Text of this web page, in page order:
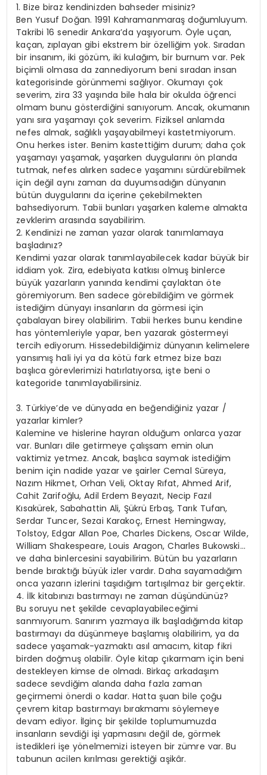
1. Bize biraz kendinizden bahseder misiniz?
Ben Yusuf Doğan. 1991 Kahramanmaraş doğumluyum.
Takribi 16 senedir Ankara’da yaşıyorum. Öyle uçan,
kaçan, zıplayan gibi ekstrem bir özelliğim yok. Sıradan
bir insanım, iki gözüm, iki kulağım, bir burnum var. Pek
biçimli olmasa da zannediyorum beni sıradan insan
kategorisinde görünmemi sağlıyor. Okumayı çok
severim, zira 33 yaşında bile hala bir okulda öğrenci
olmam bunu gösterdiğini sanıyorum. Ancak, okumanın
yanı sıra yaşamayı çok severim. Fiziksel anlamda
nefes almak, sağlıklı yaşayabilmeyi kastetmiyorum.
Onu herkes ister. Benim kastettiğim durum; daha çok
yaşamayı yaşamak, yaşarken duygularını ön planda
tutmak, nefes alırken sadece yaşamını sürdürebilmek
için değil aynı zaman da duyumsadığın dünyanın
bütün duygularını da içerine çekebilmekten
bahsediyorum. Tabii bunları yaşarken kaleme almakta
zevklerim arasında sayabilirim.
2. Kendinizi ne zaman yazar olarak tanımlamaya
başladınız?
Kendimi yazar olarak tanımlayabilecek kadar büyük bir
iddiam yok. Zira, edebiyata katkısı olmuş binlerce
büyük yazarların yanında kendimi çaylaktan öte
göremiyorum. Ben sadece görebildiğim ve görmek
istediğim dünyayı insanların da görmesi için
çabalayan birey olabilirim. Tabii herkes bunu kendine
has yöntemleriyle yapar, ben yazarak göstermeyi
tercih ediyorum. Hissedebildiğimiz dünyanın kelimelere
yansımış hali iyi ya da kötü fark etmez bize bazı
başlıca görevlerimizi hatırlatıyorsa, işte beni o
kategoride tanımlayabilirsiniz.
3. Türkiye’de ve dünyada en beğendiğiniz yazar /
yazarlar kimler?
Kalemine ve hislerine hayran olduğum onlarca yazar
var. Bunları dile getirmeye çalışsam emin olun
vaktimiz yetmez. Ancak, başlıca saymak istediğim
benim için nadide yazar ve şairler Cemal Süreya,
Nazım Hikmet, Orhan Veli, Oktay Rıfat, Ahmed Arif,
Cahit Zarifoğlu, Adil Erdem Beyazıt, Necip Fazıl
Kısakürek, Sabahattin Ali, Şükrü Erbaş, Tarık Tufan,
Serdar Tuncer, Sezai Karakoç, Ernest Hemingway,
Tolstoy, Edgar Allan Poe, Charles Dickens, Oscar Wilde,
William Shakespeare, Louis Aragon, Charles Bukowski…
ve daha binlercesini sayabilirim. Bütün bu yazarların
bende bıraktığı büyük izler vardır. Daha sayamadığım
onca yazarın izlerini taşıdığım tartışılmaz bir gerçektir.
4. İlk kitabınızı bastırmayı ne zaman düşündünüz?
Bu soruyu net şekilde cevaplayabileceğimi
sanmıyorum. Sanırım yazmaya ilk başladığımda kitap
bastırmayı da düşünmeye başlamış olabilirim, ya da
sadece yaşamak-yazmaktı asıl amacım, kitap fikri
birden doğmuş olabilir. Öyle kitap çıkarmam için beni
destekleyen kimse de olmadı. Birkaç arkadaşım
sadece sevdiğim alanda daha fazla zaman
geçirmemi önerdi o kadar. Hatta şuan bile çoğu
çevrem kitap bastırmayı bırakmamı söylemeye
devam ediyor. İlginç bir şekilde toplumumuzda
insanların sevdiği işi yapmasını değil de, görmek
istedikleri işe yönelmemizi isteyen bir zümre var. Bu
tabunun acilen kırılması gerektiği aşikâr.